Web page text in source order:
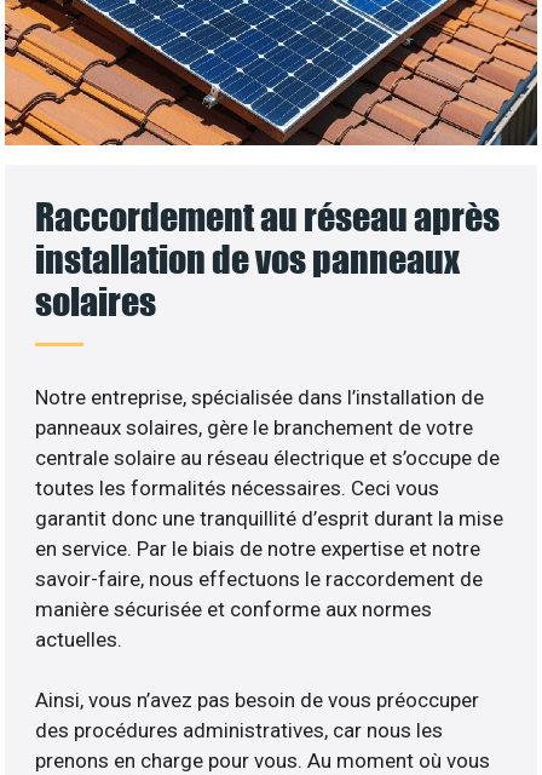
Raccordement au réseau après
installation de vos panneaux
solaires
Notre entreprise, spécialisée dans l’installation de
panneaux solaires, gère le branchement de votre
centrale solaire au réseau électrique et s’occupe de
toutes les formalités nécessaires. Ceci vous
garantit donc une tranquillité d’esprit durant la mise
en service. Par le biais de notre expertise et notre
savoir-faire, nous effectuons le raccordement de
manière sécurisée et conforme aux normes
actuelles.
Ainsi, vous n’avez pas besoin de vous préoccuper
des procédures administratives, car nous les
prenons en charge pour vous. Au moment où vous